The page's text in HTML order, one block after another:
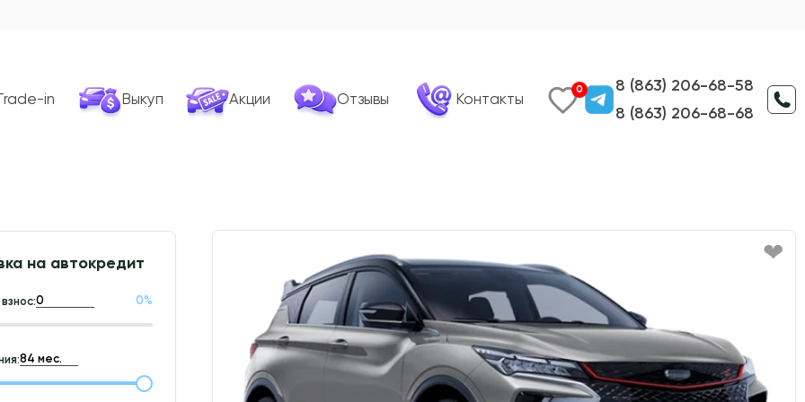
in Выкуп Акции Отзывы Контакты
0
8 (863) 206-68-58
8 (863) 206-68-68
на автокредит
0%